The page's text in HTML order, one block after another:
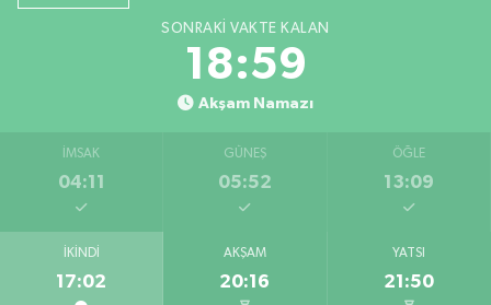
SONRAKI VAKTE KALAN
18:58
Akşam Namazı
İMSAK
04:11
GÜNEŞ
05:52
ÖĞLE
13:09
İKINDI
17:02
AKŞAM
20:16
YATSI
21:50